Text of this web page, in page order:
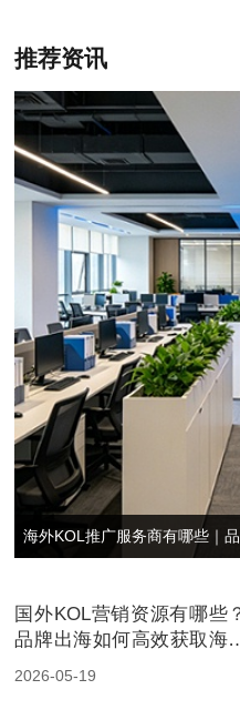
推荐资讯
海外KOL推广服务商有哪些｜
国外KOL营销资源有哪些
品牌出海如何高效获取海
达人资源
2026-05-19